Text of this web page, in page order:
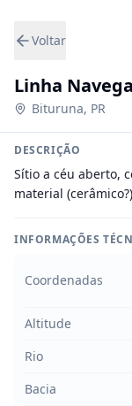
Voltar
Linha
Bituruna, PR
DESCRIÇÃO
Sítio a céu aberto,
material
INFORMAÇÕES
Coordenadas
Altitude
Rio
Bacia